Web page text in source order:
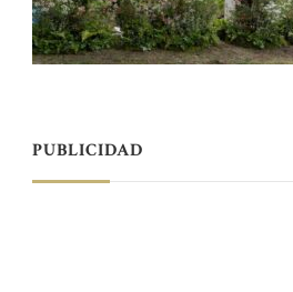
PUBLICIDAD